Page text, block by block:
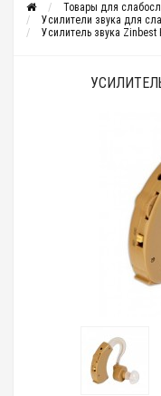
Товары для
Усилители звука для
Усилитель звука Zinbest